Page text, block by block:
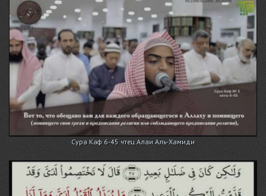
Сура Каф 6-45 чтец Алаи Аль-Хамиди